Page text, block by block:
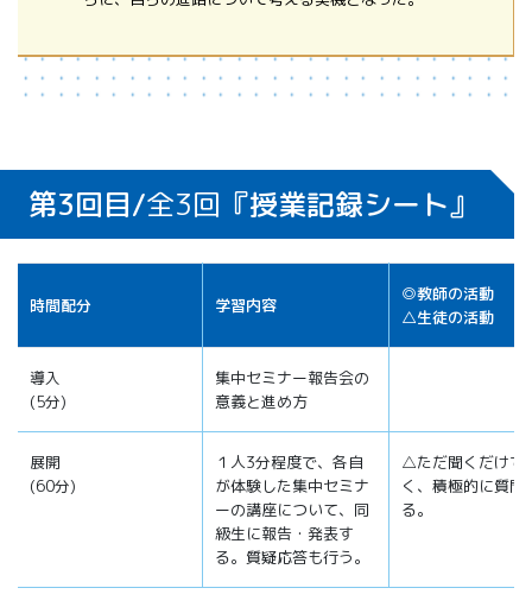
第3回目/全3回 『授業記録シート』
時間配分 学習内容
◎教師の活動
△生徒の活動
導入
(5分)
集中セミナー報告会の
意義と進め方
展開
(60分)
１人3分程度で、各自
が体験した集中セミナ
ーの講座について、同
級生に報告・発表す
る。質疑応答も行う。
△ただ聞くだけで
く、積極的に質問
る。